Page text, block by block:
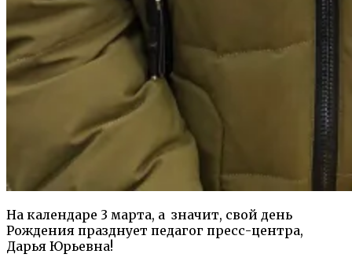
На календаре 3 марта, а значит, свой день
Рождения празднует педагог пресс-центра,
Дарья Юрьевна!